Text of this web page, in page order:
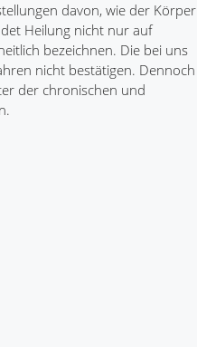
davon, wie der Körper
Heilung nicht nur auf
bezeichnen. Die bei uns
nicht bestätigen. Dennoch
der chronischen und